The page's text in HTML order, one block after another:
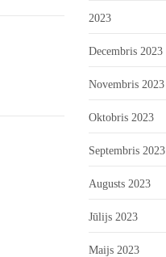
2023
Decembris 2023
Novembris 2023
Oktobris 2023
Septembris 2023
Augusts 2023
Jūlijs 2023
Maijs 2023